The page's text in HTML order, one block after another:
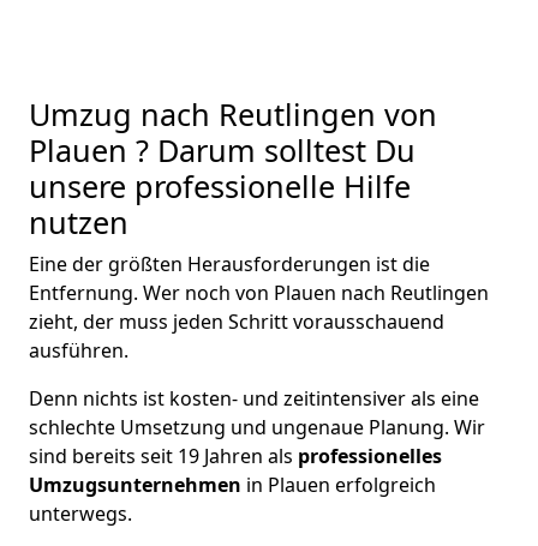
Umzug nach Reutlingen von
Plauen ? Darum solltest Du
unsere professionelle Hilfe
nutzen
Eine der größten Herausforderungen ist die
Entfernung. Wer noch von Plauen nach Reutlingen
zieht, der muss jeden Schritt vorausschauend
ausführen.
Denn nichts ist kosten- und zeitintensiver als eine
schlechte Umsetzung und ungenaue Planung. Wir
sind bereits seit 19 Jahren als professionelles
Umzugsunternehmen in Plauen erfolgreich
unterwegs.